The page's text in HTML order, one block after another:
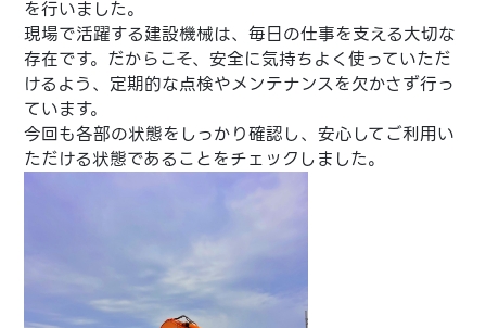
を行いました。
現場で活躍する建設機械は、毎日の仕事を支える大切な
存在です。だからこそ、安全に気持ちよく使っていただ
けるよう、定期的な点検やメンテナンスを欠かさず行っ
ています。
今回も各部の状態をしっかり確認し、安心してご利用い
ただける状態であることをチェックしました。